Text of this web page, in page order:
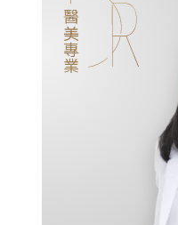
醫美專業